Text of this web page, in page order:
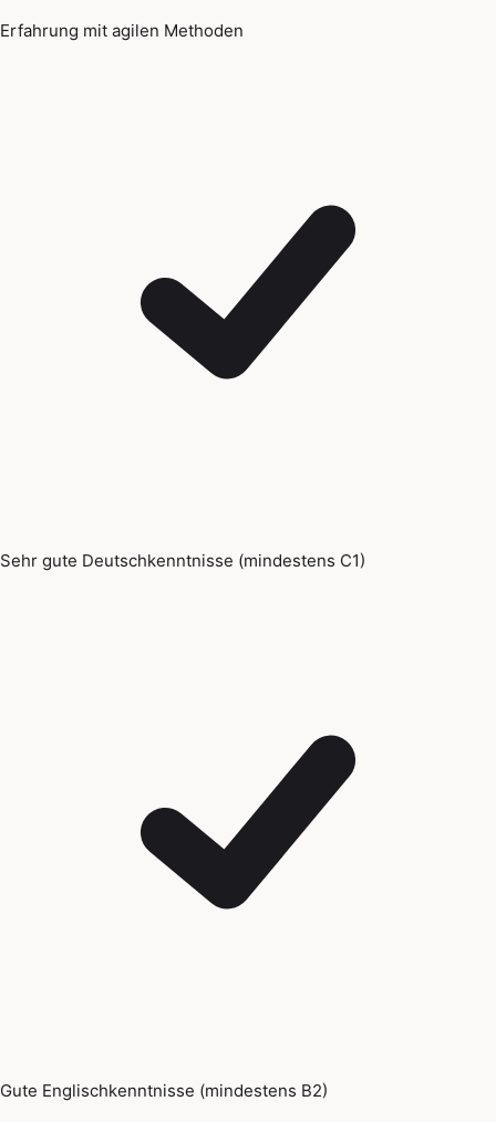
Erfahrung mit agilen Methoden
Sehr gute Deutschkenntnisse (mindestens C1)
Gute Englischkenntnisse (mindestens B2)